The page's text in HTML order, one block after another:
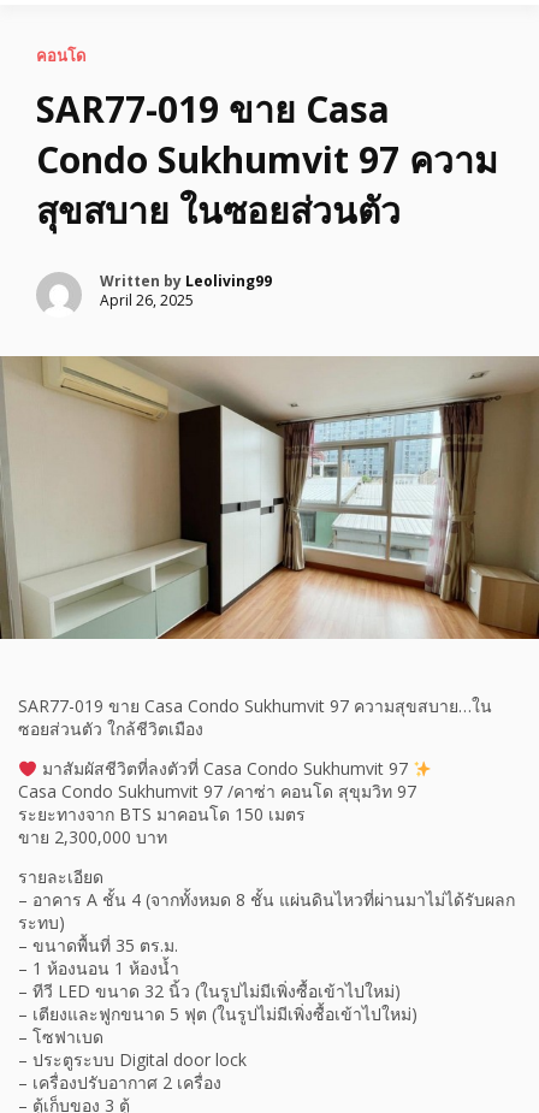
คอนโด
SAR77-019 ขาย Casa
Condo Sukhumvit 97 ความ
สุขสบาย ในซอยส่วนตัว
Written by Leoliving99
April 26, 2025
SAR77-019 ขาย Casa Condo Sukhumvit 97 ความสุขสบาย…ใน
ซอยส่วนตัว ใกล้ชีวิตเมือง
มาสัมผัสชีวิตที่ลงตัวที่ Casa Condo Sukhumvit 97
Casa Condo Sukhumvit 97 /คาซ่า คอนโด สุขุมวิท 97
ระยะทางจาก BTS มาคอนโด 150 เมตร
ขาย 2,300,000 บาท
รายละเอียด
– อาคาร A ชั้น 4 (จากทั้งหมด 8 ชั้น แผ่นดินไหวที่ผ่านมาไม่ได้รับผลก
ระทบ)
– ขนาดพื้นที่ 35 ตร.ม.
– 1 ห้องนอน 1 ห้องน้ำ
– ทีวี LED ขนาด 32 นิ้ว (ในรูปไม่มีเพิ่งซื้อเข้าไปใหม่)
– เตียงและฟูกขนาด 5 ฟุต (ในรูปไม่มีเพิ่งซื้อเข้าไปใหม่)
– โซฟาเบด
– ประตูระบบ Digital door lock
– เครื่องปรับอากาศ 2 เครื่อง
– ตู้เก็บของ 3 ตู้